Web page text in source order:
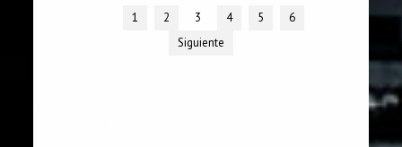
1 2 3 4 5
6
Siguiente